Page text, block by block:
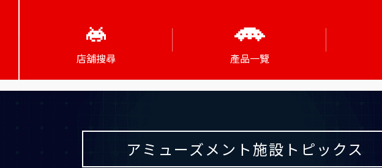
店舖搜尋 產品一覽
アミューズメント施設トピックス